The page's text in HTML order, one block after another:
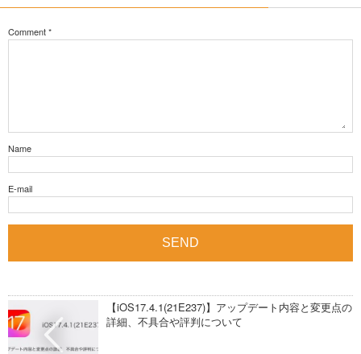
Comment*
Name
E-mail
【iOS17.4.1(21E237)】アップデート内容と変更点の
詳細、不具合や評判について